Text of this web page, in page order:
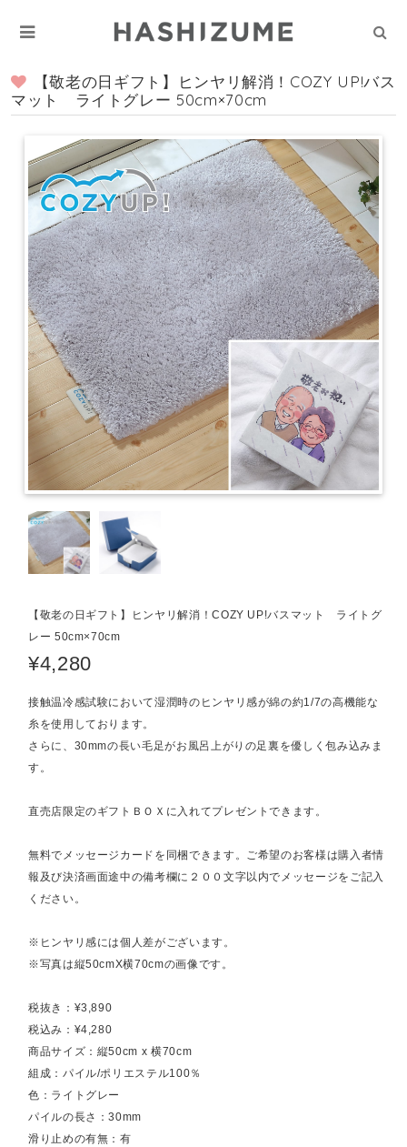
【敬老の日ギフト】ヒンヤリ解消！COZY UP!バス
マット ライトグレー 50cm×70cm
【敬老の日ギフト】ヒンヤリ解消！COZY UP!バスマット ライトグ
レー 50cm×70cm
¥4,280
接触温冷感試験において湿潤時のヒンヤリ感が綿の約1/7の高機能な
糸を使用しております。
さらに、30mmの長い毛足がお風呂上がりの足裏を優しく包み込みま
す。
直売店限定のギフトＢＯＸに入れてプレゼントできます。
無料でメッセージカードを同梱できます。ご希望のお客様は購入者情
報及び決済画面途中の備考欄に２００文字以内でメッセージをご記入
ください。
※ヒンヤリ感には個人差がございます。
※写真は縦50cmX横70cmの画像です。
税抜き：¥3,890
税込み：¥4,280
商品サイズ：縦50cm x 横70cm
組成：パイル/ポリエステル100％
色：ライトグレー
パイルの長さ：30mm
滑り止めの有無：有